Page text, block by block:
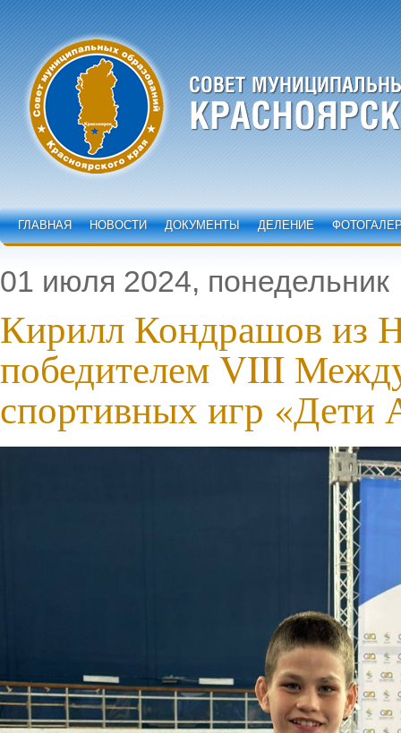
ГЛАВНАЯ НОВОСТИ ДОКУМЕНТЫ ДЕЛЕНИЕ
01 июля 2024, понедельник
Кирилл Кондрашов из
победителем VIII
спортивных игр «Дети